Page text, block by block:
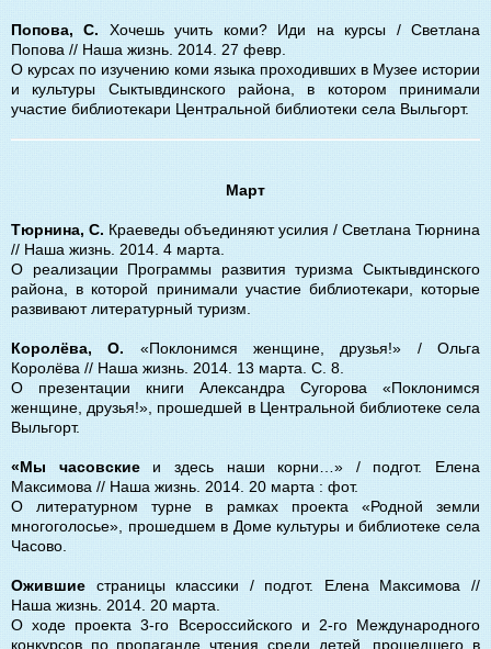
Попова, С. Хочешь учить коми? Иди на курсы / Светлана
Попова // Наша жизнь. 2014. 27 февр.
О курсах по изучению коми языка проходивших в Музее истории
и культуры Сыктывдинского района, в котором принимали
участие библиотекари Центральной библиотеки села Выльгорт.
Март
Тюрнина, С. Краеведы объединяют усилия / Светлана Тюрнина
// Наша жизнь. 2014. 4 марта.
О реализации Программы развития туризма Сыктывдинского
района, в которой принимали участие библиотекари, которые
развивают литературный туризм.
Королёва, О. «Поклонимся женщине, друзья!» / Ольга
Королёва // Наша жизнь. 2014. 13 марта. С. 8.
О презентации книги Александра Сугорова «Поклонимся
женщине, друзья!», прошедшей в Центральной библиотеке села
Выльгорт.
«Мы часовскиеи здесь наши корни…» / подгот. Елена
Максимова // Наша жизнь. 2014. 20 марта : фот.
О литературном турне в рамках проекта «Родной земли
многоголосье», прошедшем в Доме культуры и библиотеке села
Часово.
Ожившие страницы классики / подгот. Елена Максимова //
Наша жизнь. 2014. 20 марта.
О ходе проекта 3-го Всероссийского и 2-го Международного
конкурсов по пропаганде чтения среди детей, прошедшего в